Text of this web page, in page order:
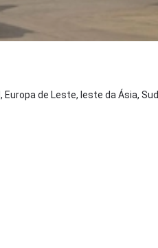
de Leste, leste da Ásia,